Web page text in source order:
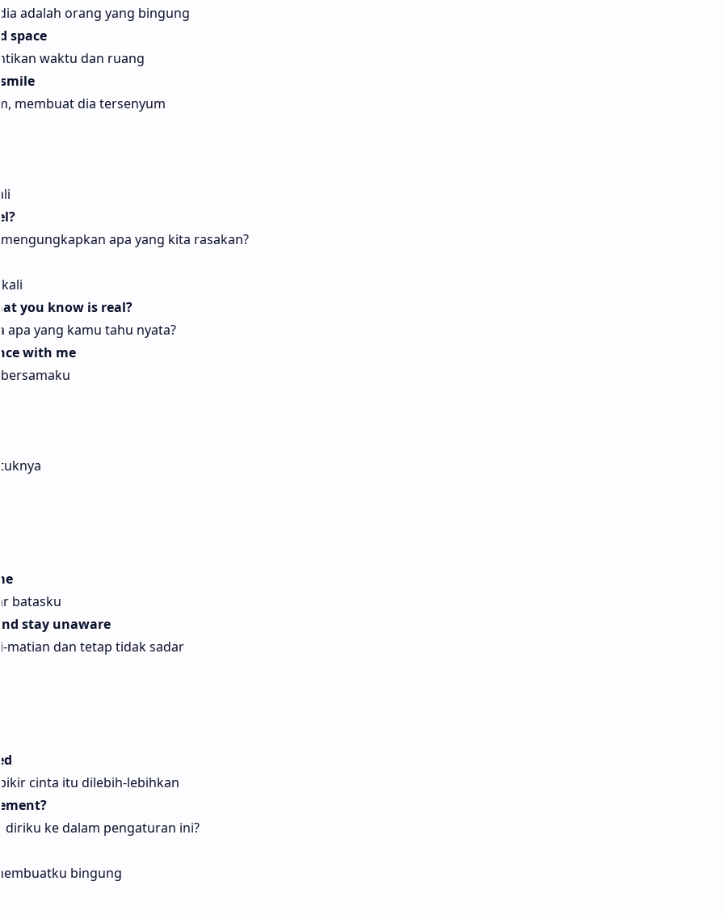
adalah orang yang bingung
space
waktu dan ruang
membuat dia tersenyum
apa yang kita rasakan?
you know is real?
apa yang kamu tahu nyata?
with me
batasku
stay unaware
matian dan tetap tidak sadar
cinta itu dilebih-lebihkan
diriku ke dalam pengaturan ini?
bingung